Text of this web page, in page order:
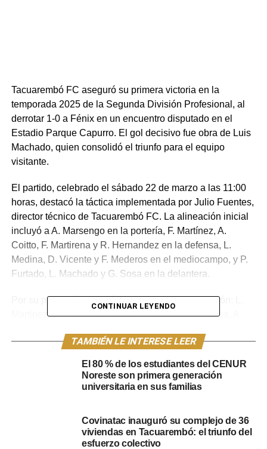
Tacuarembó FC aseguró su primera victoria en la
temporada 2025 de la Segunda División Profesional, al
derrotar 1-0 a Fénix en un encuentro disputado en el
Estadio Parque Capurro. El gol decisivo fue obra de Luis
Machado, quien consolidó el triunfo para el equipo
visitante.
El partido, celebrado el sábado 22 de marzo a las 11:00
horas, destacó la táctica implementada por Julio Fuentes,
director técnico de Tacuarembó FC. La alineación inicial
incluyó a A. Marsengo en la portería, F. Martínez, A.
Coitto, F. Martirena y R. Hernandez en la defensa, L.
Medina, D. Vicente y F. Mederos en el mediocampo, y P.
Furtado, L. Machado y G. Sosa en la delantera.
Por su parte, Fénix entró con la siguiente alineación: L.
Martinez, L. Álvez, G.Pereira, A. Barboza, S. Franca, A.
Riba.
Con este resultado, Tacuarembó FC lidera parcialmente
su serie, demostrando un rendimiento sólido en el inicio
que se anticipa crucial para mantener su posición en la
CONTINUAR LEYENDO
TAMBIÉN LE INTERESE LEER
El 80 % de los estudiantes del CENUR
Noreste son primera generación
universitaria en sus familias
Covinatac inauguró su complejo de 36
viviendas en Tacuarembó: el triunfo del
esfuerzo colectivo